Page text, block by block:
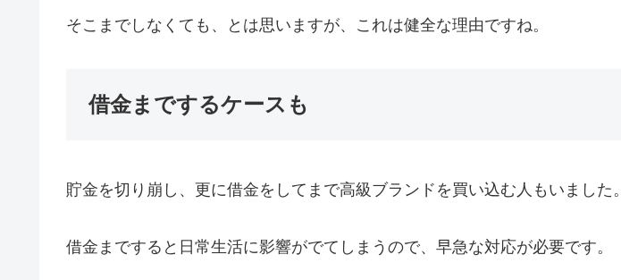
そこまでしなくても、とは思いますが、これは健全な理由ですね。
借金までするケースも
貯金を切り崩し、更に借金をしてまで高級ブランドを買い込む人もいました。
借金まですると日常生活に影響がでてしまうので、早急な対応が必要です。